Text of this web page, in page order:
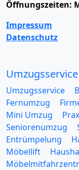
Öffnungszeiten:
Impressum
Datenschutz
Umzugsservice
Umzugsservice
Fernumzug
Mini Umzug
Seniorenumzug
Entrümpelung
Möbellift